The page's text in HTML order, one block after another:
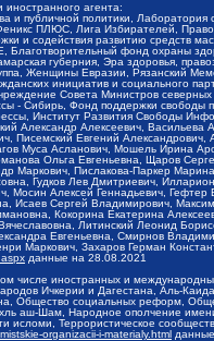
агента:
и публичной политики,
ПЛЮС, Лига Избирателей,
и содействия развитию средств
фонд охраны
губерния, Эра здоровья,
Женщины Евразии, Рязанский
инициатив и социального
Совета Министров северных
- Сибирь, Фонд поддержки
Институт Развития Свободы
Александр Алексеевич,
Писемский Евгений
Муса Асланович, Мошель Ирина
Ольга Евгеньевна, Щаров
Маркович, Пислакова-Паркер
Гудков Лев Дмитриевич,
Мосин Алексей Геннадьевич,
Исаев Сергей Владимирович,
Кокорина Екатерина
Литинский Леонид
Евгеньевна, Смирнов
Маркович, Захаров Герман
данные на 28.08.2021
числе иностранных и
Ичкерии и Дагестана, Аль-
Общество социальных реформ,
аш-Шам, Народное ополчение
исломи, Террористическое
organizacii-i-materialy.html